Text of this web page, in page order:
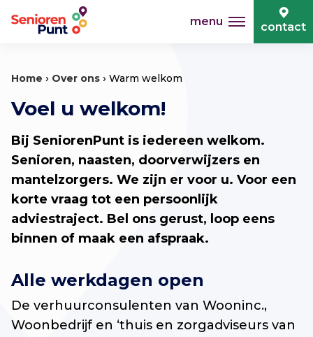
menu contact
Home › Over ons › Warm welkom
Voel u welkom!
Bij SeniorenPunt is iedereen welkom.
Senioren, naasten, doorverwijzers en
mantelzorgers. We zijn er voor u. Voor een
korte vraag tot een persoonlijk
adviestraject. Bel ons gerust, loop eens
binnen of maak een afspraak.
Alle werkdagen open
De verhuurconsulenten van Wooninc.,
Woonbedrijf en ‘thuis en zorgadviseurs van